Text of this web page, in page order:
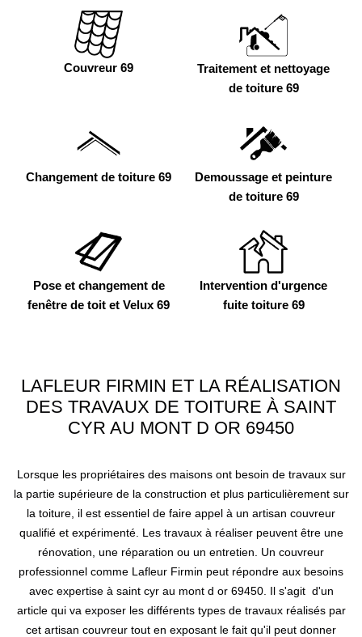
Couvreur 69
Traitement et nettoyage
de toiture 69
Changement de toiture 69
Demoussage et peinture
de toiture 69
Pose et changement de
fenêtre de toit et Velux 69
Intervention d'urgence
fuite toiture 69
LAFLEUR FIRMIN ET LA RÉALISATION
DES TRAVAUX DE TOITURE À SAINT
CYR AU MONT D OR 69450
Lorsque les propriétaires des maisons ont besoin de travaux sur
la partie supérieure de la construction et plus particulièrement sur
la toiture, il est essentiel de faire appel à un artisan couvreur
qualifié et expérimenté. Les travaux à réaliser peuvent être une
rénovation, une réparation ou un entretien. Un couvreur
professionnel comme Lafleur Firmin peut répondre aux besoins
avec expertise à saint cyr au mont d or 69450. Il s'agit d'un
article qui va exposer les différents types de travaux réalisés par
cet artisan couvreur tout en exposant le fait qu'il peut donner